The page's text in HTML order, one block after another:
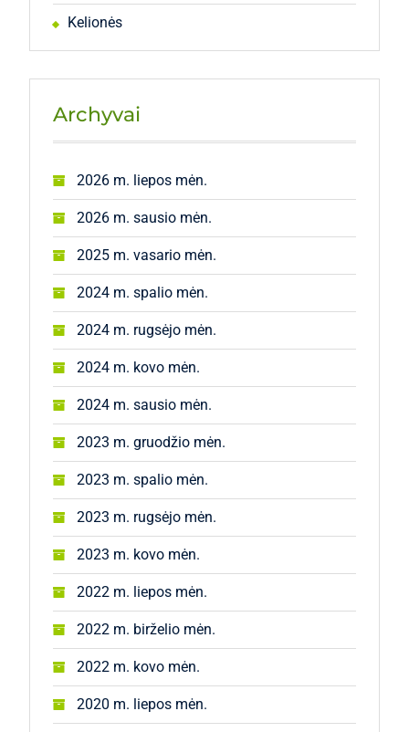
Kelionės
Archyvai
2026 m. liepos mėn.
2026 m. sausio mėn.
2025 m. vasario mėn.
2024 m. spalio mėn.
2024 m. rugsėjo mėn.
2024 m. kovo mėn.
2024 m. sausio mėn.
2023 m. gruodžio mėn.
2023 m. spalio mėn.
2023 m. rugsėjo mėn.
2023 m. kovo mėn.
2022 m. liepos mėn.
2022 m. birželio mėn.
2022 m. kovo mėn.
2020 m. liepos mėn.